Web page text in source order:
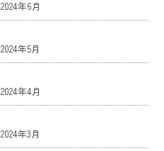
2024年6月
2024年5月
2024年4月
2024年3月